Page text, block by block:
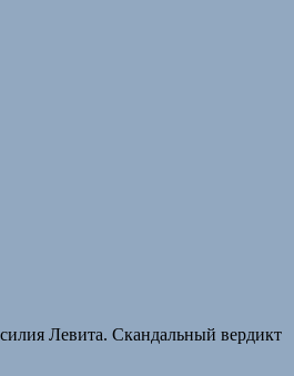
Левита. Скандальный вердикт